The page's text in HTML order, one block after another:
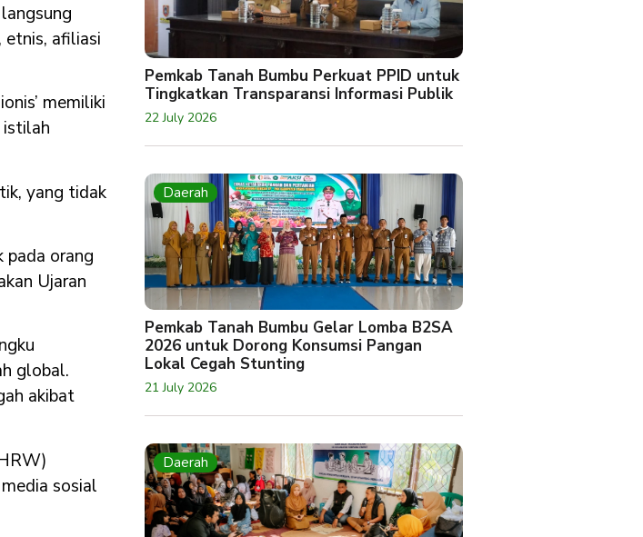
etnis, afiliasi
memiliki
istilah
yang tidak
pada orang
Ujaran
global.
akibat
sosial
Pemkab Tanah Bumbu Perkuat PPID untuk
Tingkatkan Transparansi Informasi Publik
22 July 2026
Daerah
Pemkab Tanah Bumbu Gelar Lomba B2SA
2026 untuk Dorong Konsumsi Pangan
Lokal Cegah Stunting
21 July 2026
Daerah